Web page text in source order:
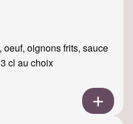
oignons frits, sauce
cl au choix